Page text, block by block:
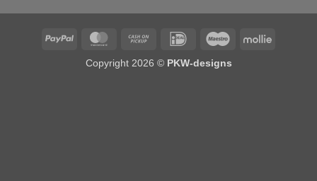
PayPal MasterCardCash
Pickup
IDeal Maestro Mollie
Copyright 2026 © PKW-designs